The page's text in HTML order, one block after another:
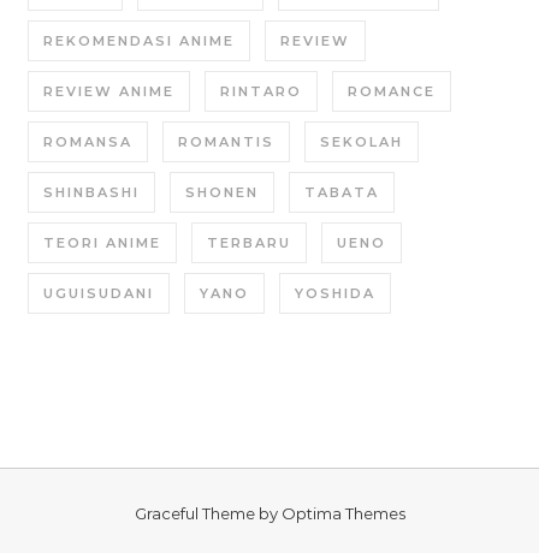
REKOMENDASI ANIME REVIEW
REVIEW ANIME RINTARO ROMANCE
ROMANSA ROMANTIS SEKOLAH
SHINBASHI SHONEN TABATA
TEORI ANIME TERBARU UENO
UGUISUDANI YANO YOSHIDA
Graceful Theme by Optima Themes